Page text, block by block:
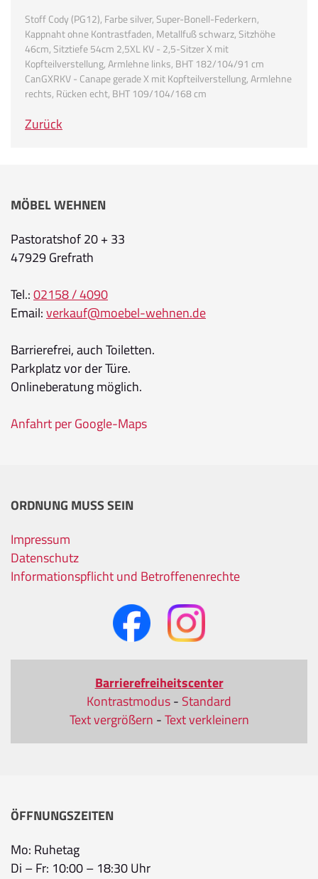
Stoff Cody (PG12), Farbe silver, Super-Bonell-Federkern,
Kappnaht ohne Kontrastfaden, Metallfuß schwarz, Sitzhöhe
46cm, Sitztiefe 54cm 2,5XL KV - 2,5-Sitzer X mit
Kopfteilverstellung, Armlehne links, BHT 182/104/91 cm
CanGXRKV - Canape gerade X mit Kopfteilverstellung, Armlehne
rechts, Rücken echt, BHT 109/104/168 cm
Zurück
MÖBEL WEHNEN
Pastoratshof 20 + 33
47929 Grefrath
Tel.:02158 / 4090
Email:verkauf@moebel-wehnen.de
Barrierefrei, auch Toiletten.
Parkplatz vor der Türe.
Onlineberatung möglich.
Anfahrt per Google-Maps
ORDNUNG MUSS SEIN
Impressum
Datenschutz
Informationspflicht und Betroffenenrechte
Barrierefreiheitscenter
Kontrastmodus- Standard
Text vergrößern -Text verkleinern
ÖFFNUNGSZEITEN
Mo: Ruhetag
Di – Fr: 10:00 – 18:30 Uhr